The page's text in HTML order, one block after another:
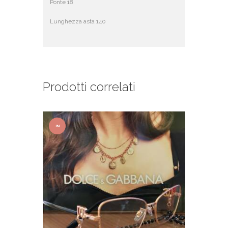
Ponte 18
Lunghezza asta 140
Prodotti correlati
IN
OFFER
TA!